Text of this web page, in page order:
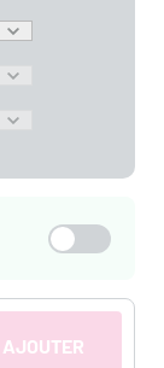
AJOUTER AU